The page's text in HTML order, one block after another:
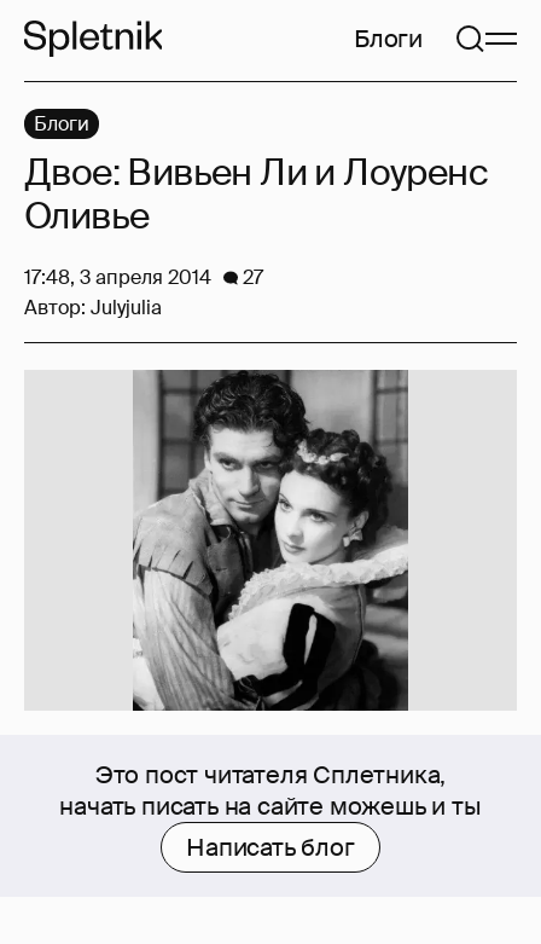
Блоги
Это пост читателя Сплетника,
начать писать на сайте можешь и ты
Написать блог
Блоги
Двое: Вивьен Ли и Лоуренс
Оливье
17:48, 3 апреля 2014
27
Автор: Julyjulia